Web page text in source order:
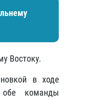
Востоку.
в ходе
обе команды